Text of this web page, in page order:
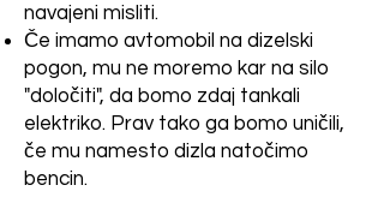
navajeni misliti.
Če imamo avtomobil na dizelski
pogon, mu ne moremo kar na silo
"določiti", da bomo zdaj tankali
elektriko. Prav tako ga bomo uničili,
če mu namesto dizla natočimo
bencin.